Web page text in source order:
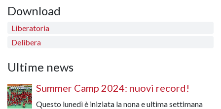
Download
Liberatoria
Delibera
Ultime news
Summer Camp 2024: nuovi record!
Questo lunedì è iniziata la nona e ultima settimana